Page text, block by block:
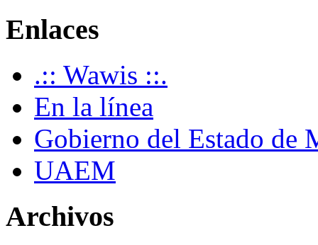
Enlaces
.:: Wawis ::.
En la línea
Gobierno del Estado de
UAEM
Archivos